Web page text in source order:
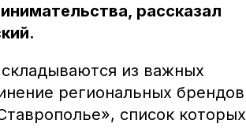
рассказал
из важных
региональных брендов
список которых